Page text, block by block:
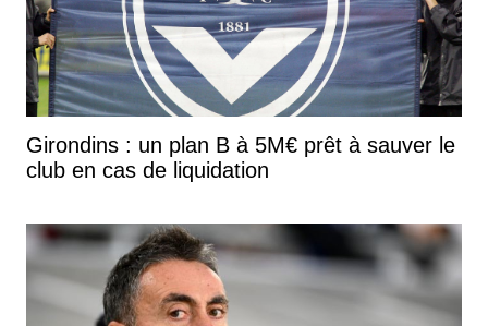
Girondins : un plan B à 5M€ prêt à sauver le
club en cas de liquidation